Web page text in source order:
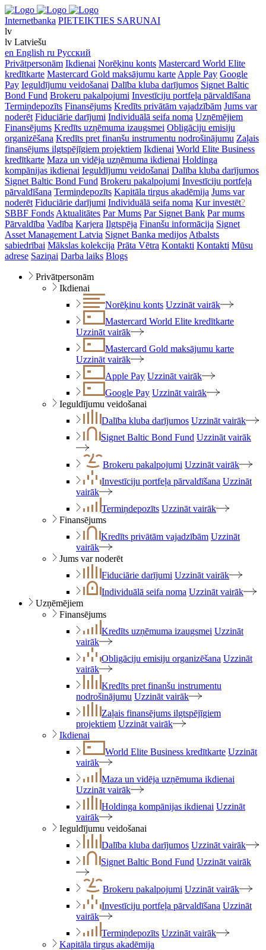
Internetbanka PIETEIKTIES SARUNAI
lv
lv Latviešu
en English ru Русский
Privātpersonām Ikdienai Norēķinu konts Mastercard World Elite
kredītkarte Mastercard Gold maksājumu karte Apple Pay Google
Pay Ieguldījumu veidošanai Dalība kluba darījumos Signet Baltic
Bond Fund Brokeru pakalpojumi Investīciju portfeļa pārvaldīšana
Termiņdepozīts Finansējums Kredīts privātām vajadzībām Jums var
noderēt Fiduciārie darījumi Individuālā seifa noma Uzņēmējiem
Finansējums Kredīts uzņēmuma izaugsmei Obligāciju emisiju
organizēšana Kredīts pret finanšu instrumentu nodrošinājumu Zaļais
finansējums ilgtspējīgiem projektiem Ikdienai World Elite Business
kredītkarte Maza un vidēja uzņēmuma ikdienai Holdinga
kompānijas ikdienai Ieguldījumu veidošanai Dalība kluba darījumos
Signet Baltic Bond Fund Brokeru pakalpojumi Investīciju portfeļa
pārvaldīšana Termiņdepozīts Kapitāla tirgus akadēmija Jums var
noderēt Fiduciārie darījumi Individuālā seifa noma Kur investēt?
SBBF Fonds Aktualitātes Par Mums Par Signet Bank Par mums
Pārvaldība Vadība Karjera Ilgtspēja Finanšu informācija Signet
Asset Management Latvia Signet Banka medijos Atbalsts
sabiedrībai Mākslas kolekcija Prāta Vētra Kontakti Kontakti Mūsu
adrese Saziņai Darba laiks Blogs
Privātpersonām
Ikdienai
Norēķinu konts Uzzināt vairāk
Mastercard World Elite kredītkarte
Uzzināt vairāk
Mastercard Gold maksājumu karte
Uzzināt vairāk
Apple Pay Uzzināt vairāk
Google Pay Uzzināt vairāk
Ieguldījumu veidošanai
Dalība kluba darījumos Uzzināt vairāk
Signet Baltic Bond Fund Uzzināt vairāk
Brokeru pakalpojumi Uzzināt vairāk
Investīciju portfeļa pārvaldīšana Uzzināt
vairāk
Termiņdepozīts Uzzināt vairāk
Finansējums
Kredīts privātām vajadzībām Uzzināt
vairāk
Jums var noderēt
Fiduciārie darījumi Uzzināt vairāk
Individuālā seifa noma Uzzināt vairāk
Uzņēmējiem
Finansējums
Kredīts uzņēmuma izaugsmei Uzzināt
vairāk
Obligāciju emisiju organizēšana Uzzināt
vairāk
Kredīts pret finanšu instrumentu
nodrošinājumu Uzzināt vairāk
Zaļais finansējums ilgtspējīgiem
projektiem Uzzināt vairāk
Ikdienai
World Elite Business kredītkarte Uzzināt
vairāk
Maza un vidēja uzņēmuma ikdienai
Uzzināt vairāk
Holdinga kompānijas ikdienai Uzzināt
vairāk
Ieguldījumu veidošanai
Dalība kluba darījumos Uzzināt vairāk
Signet Baltic Bond Fund Uzzināt vairāk
Brokeru pakalpojumi Uzzināt vairāk
Investīciju portfeļa pārvaldīšana Uzzināt
vairāk
Termiņdepozīts Uzzināt vairāk
Kapitāla tirgus akadēmija